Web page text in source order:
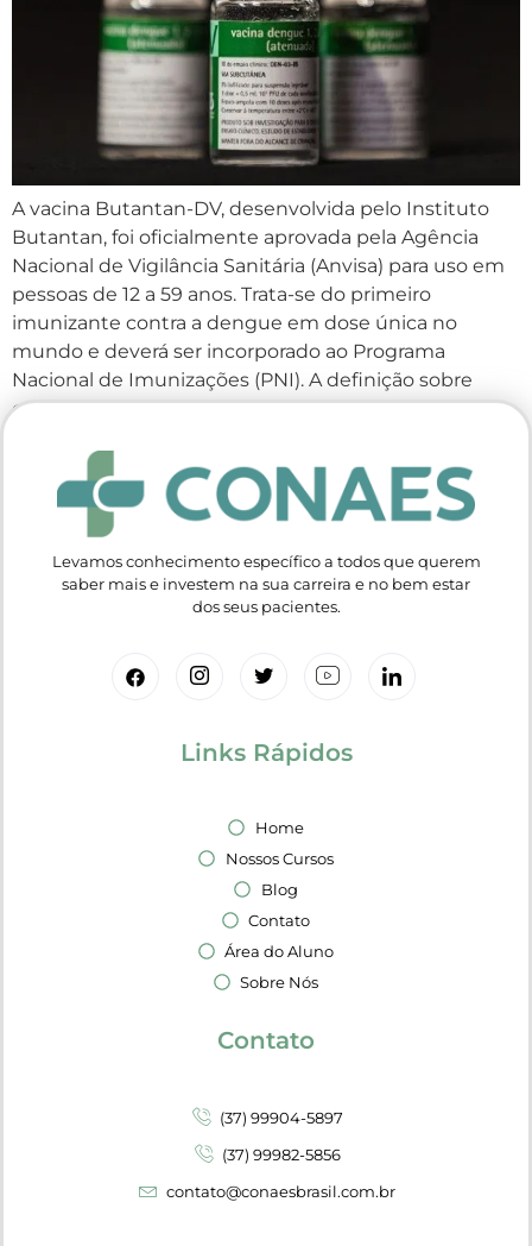
A vacina Butantan-DV, desenvolvida pelo Instituto
Butantan, foi oficialmente aprovada pela Agência
Nacional de Vigilância Sanitária (Anvisa) para uso em
pessoas de 12 a 59 anos. Trata-se do primeiro
imunizante contra a dengue em dose única no
mundo e deverá ser incorporado ao Programa
Nacional de Imunizações (PNI). A definição sobre
quando a vacinação terá […]
Levamos conhecimento específico a todos que querem
saber mais e investem na sua carreira e no bem estar
dos seus pacientes.
Links Rápidos
Home
Nossos Cursos
Blog
Contato
Área do Aluno
Sobre Nós
Contato
(37) 99904-5897
(37) 99982-5856
contato@conaesbrasil.com.br